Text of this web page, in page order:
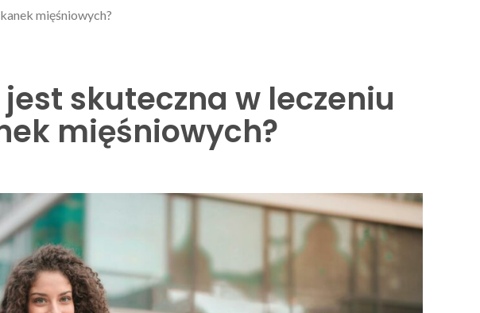
mięśniowych?
skuteczna w leczeniu
mięśniowych?